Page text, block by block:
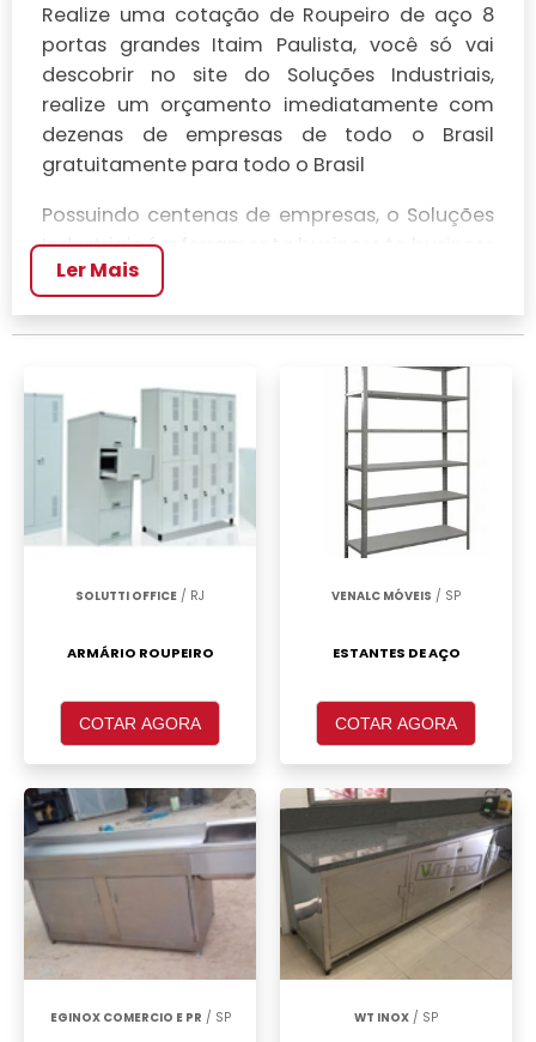
Realize uma cotação de Roupeiro de aço 8
portas grandes Itaim Paulista, você só vai
descobrir no site do Soluções Industriais,
realize um orçamento imediatamente com
dezenas de empresas de todo o Brasil
gratuitamente para todo o Brasil
Possuindo centenas de empresas, o Soluções
Industriais é a ferramenta business to business
mais completo da área industrial. Para
realizar um orçamento de Roupeiro de aço 8
portas grandes Itaim Paulista, clique em um
ou mais dos anuciantes a seguir:
Ler Mais
SOLUTTI OFFICE / RJ
ARMÁRIO ROUPEIRO
COTAR AGORA
VENALC MÓVEIS / SP
ESTANTES DE AÇO
COTAR AGORA
EGINOX COMERCIO E PR / SP WT INOX / SP